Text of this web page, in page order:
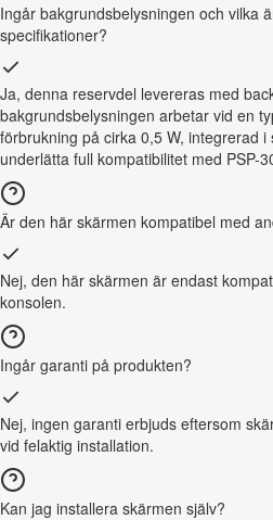
Ingår bakgrundsbelysningen och vilka
specifikationer?
Ja, denna reservdel levereras med
bakgrundsbelysningen arbetar vid en
förbrukning på cirka 0,5 W, integrerad
underlätta full kompatibilitet med PSP-
Är den här skärmen kompatibel med
Nej, den här skärmen är endast
konsolen.
Ingår garanti på produkten?
Nej, ingen garanti erbjuds eftersom
vid felaktig installation.
Kan jag installera skärmen själv?